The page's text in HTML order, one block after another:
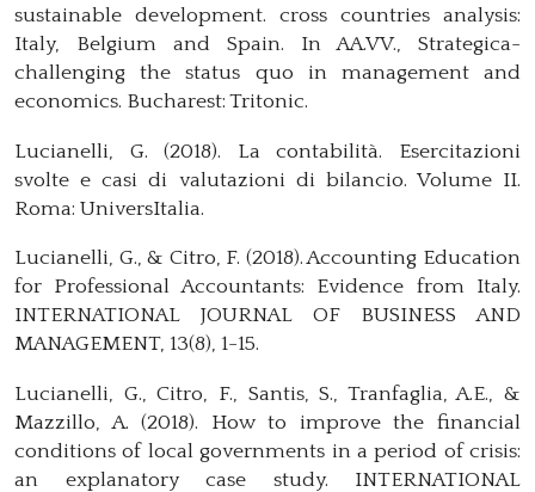
sustainable development. cross countries analysis:
Italy, Belgium and Spain. In AA.VV., Strategica-
challenging the status quo in management and
economics. Bucharest: Tritonic.
Lucianelli, G. (2018). La contabilità. Esercitazioni
svolte e casi di valutazioni di bilancio. Volume II.
Roma: UniversItalia.
Lucianelli, G., & Citro, F. (2018). Accounting Education
for Professional Accountants: Evidence from Italy.
INTERNATIONAL JOURNAL OF BUSINESS AND
MANAGEMENT, 13(8), 1-15.
Lucianelli, G., Citro, F., Santis, S., Tranfaglia, A.E., &
Mazzillo, A. (2018). How to improve the financial
conditions of local governments in a period of crisis:
an explanatory case study. INTERNATIONAL